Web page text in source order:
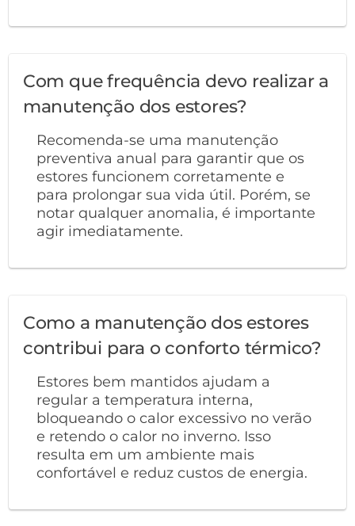
Com que frequência devo realizar a
manutenção dos estores?
Recomenda-se uma manutenção
preventiva anual para garantir que os
estores funcionem corretamente e
para prolongar sua vida útil. Porém, se
notar qualquer anomalia, é importante
agir imediatamente.
Como a manutenção dos estores
contribui para o conforto térmico?
Estores bem mantidos ajudam a
regular a temperatura interna,
bloqueando o calor excessivo no verão
e retendo o calor no inverno. Isso
resulta em um ambiente mais
confortável e reduz custos de energia.